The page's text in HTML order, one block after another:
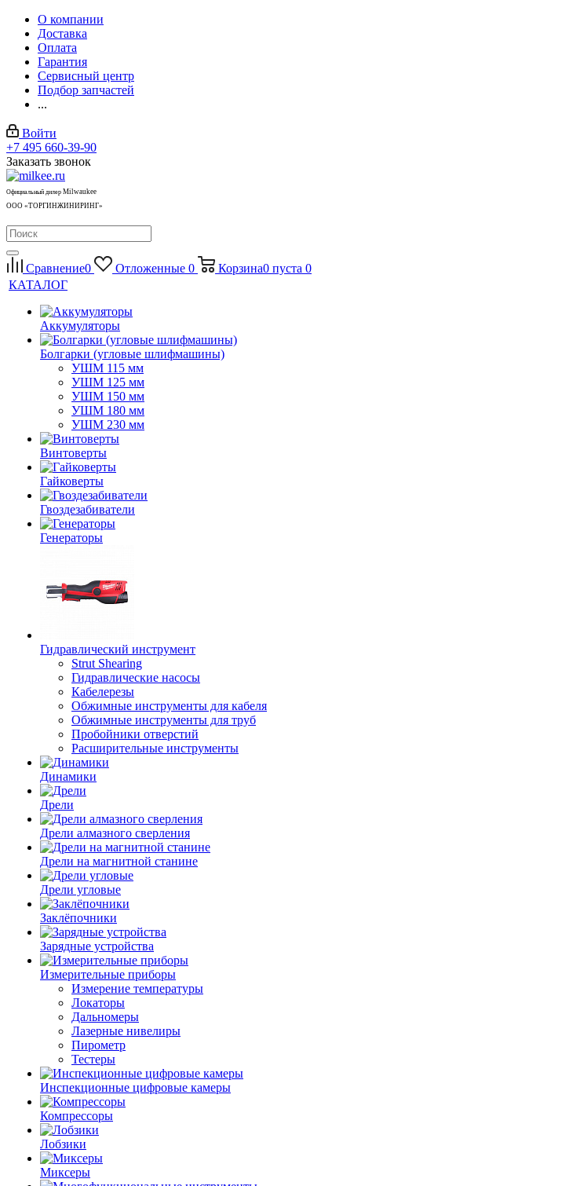
О компании
Доставка
Оплата
Гарантия
Сервисный центр
Подбор запчастей
...
Войти
+7 495 660-39-90
Заказать звонок
Официальный дилер Milwaukee
ООО «ТОРГИНЖИНИРИНГ»
Сравнение0 Отложенные 0 Корзина0 пуста 0
КАТАЛОГ
Аккумуляторы
Болгарки (угловые шлифмашины)
УШМ 115 мм
УШМ 125 мм
УШМ 150 мм
УШМ 180 мм
УШМ 230 мм
Винтоверты
Гайковерты
Гвоздезабиватели
Генераторы
Гидравлический инструмент
Strut Shearing
Гидравлические насосы
Кабелерезы
Обжимные инструменты для кабеля
Обжимные инструменты для труб
Пробойники отверстий
Расширительные инструменты
Динамики
Дрели
Дрели алмазного сверления
Дрели на магнитной станине
Дрели угловые
Заклёпочники
Зарядные устройства
Измерительные приборы
Измерение температуры
Локаторы
Дальномеры
Лазерные нивелиры
Пирометр
Тестеры
Инспекционные цифровые камеры
Компрессоры
Лобзики
Миксеры